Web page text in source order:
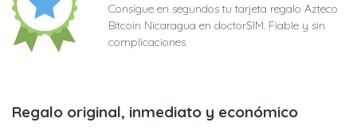
Consigue en segundos tu tarjeta regalo Azteco
Bitcoin Nicaragua en doctorSIM. Fiable y sin
complicaciones
Regalo original, inmediato y económico